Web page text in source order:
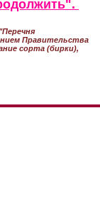
Правительства
сорта (бирки),